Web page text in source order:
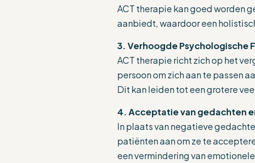
ACT therapie kan goed worden
aanbiedt, waardoor een
3. Verhoogde Psychologische
ACT therapie richt zich op het
persoon om zich aan te passen
Dit kan leiden tot een grotere
4. Acceptatie van gedachten
In plaats van negatieve
patiënten aan om ze te
een vermindering van